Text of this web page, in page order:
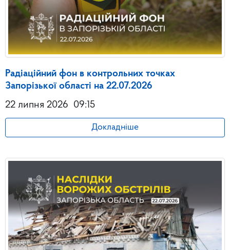
Радіаційний фон в контрольних точках
Запорізької області на 22.07.2026
22 липня 2026 09:15
Докладніше